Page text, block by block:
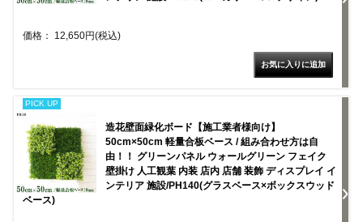
価格： 12,650円(税込)
PICK UP
造花壁面緑化ボード【施工業者様向け】
50cm×50cm 軽量合板ベース / 組み合わせ方は自
由！！ グリーンパネル ウォールグリーン フェイク
壁掛け 人工観葉 内装 店内 店舗 装飾 ディスプレイ イ
ンテリア 施設/PH140(グラスベース×ボックスウッド
ベース)